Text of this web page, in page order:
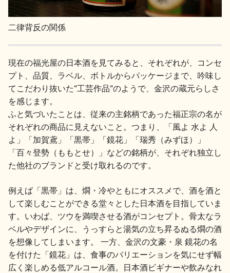
二律背反の関係
現在の福光屋の日本酒を見てみると、それぞれが、コンセ
プト、品質、ラベル、ボトルからパッケージまで、吟味し
てこだわり抜いた“工芸作品”のようで、金沢の蔵元らしさ
を感じます。
ふと気づいたことは、従来の主銘柄であった福正宗の名が
それぞれの商品に見えないこと。つまり、「風よ 水よ 人
よ」「加賀鳶」「黒帯」「鏡花」「瑞秀（みずほ）」
「百々登勢（ももとせ）」などの銘柄が、それぞれ独立し
た他社のブランドと受け取れるのです。
例えば「黒帯」は、燗・冷やともにオススメで、酒を酒と
して楽しむことができる堂々とした日本酒を目指していま
す。いわば、ツウを満喫させる酒がコンセプト。骨太なラ
ベルやデザインに、うっすらと湯気の立ち昇るぬる燗の酒
を想像してしまいます。 一方、金沢の文豪・泉 鏡花の名
を付けた「鏡花」は、食事のバリエーションを気にせず幅
広く楽しめる低アルコール酒。日本酒ビギナーや飲みなれ